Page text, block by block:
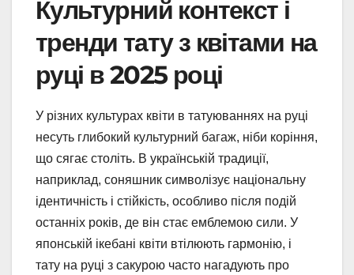
Культурний контекст і
тренди тату з квітами на
руці в 2025 році
У різних культурах квіти в татуюваннях на руці
несуть глибокий культурний багаж, ніби коріння,
що сягає століть. В українській традиції,
наприклад, соняшник символізує національну
ідентичність і стійкість, особливо після подій
останніх років, де він стає емблемою сили. У
японській ікебані квіти втілюють гармонію, і
тату на руці з сакурою часто нагадують про